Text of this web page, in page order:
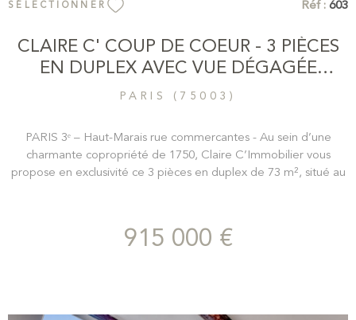
SÉLECTIONNER Réf : 603
CLAIRE C' COUP DE COEUR - 3 PIÈCES
EN DUPLEX AVEC VUE DÉGAGÉE
PLEIN...
PARIS (75003)
PARIS 3ᵉ – Haut-Marais rue commercantes - Au sein d’une
charmante copropriété de 1750, Claire C’Immobilier vous
propose en exclusivité ce 3 pièces en duplex de 73 m², situé au
séjour de 23 m² exposé plein sud sur rue, bénéficiant d’une
belle hauteur sous plafond de 2,75 m et d’une cheminée. À
l’ancien avec tomettes au sol. L’appartement offre également
915 000 €